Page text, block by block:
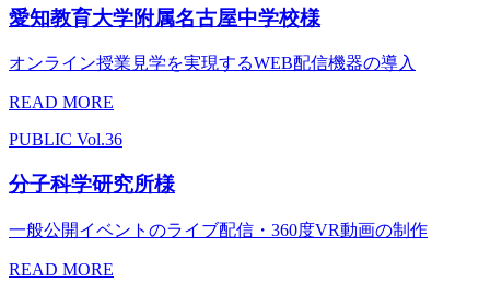
愛知教育大学附属名古屋中学校様
オンライン授業見学を実現するWEB配信機器の導入
READ MORE
PUBLIC Vol.36
分子科学研究所様
一般公開イベントのライブ配信・360度VR動画の制作
READ MORE